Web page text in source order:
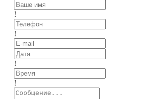
!
!
!
!